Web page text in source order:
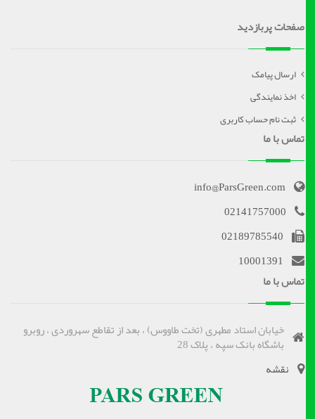
صفحات پربازدید
ارسال پیامک
اخذ نمایندگی
ثبت نام حساب کاربری
تماس با ما
info@ParsGreen.com
02141757000
02189785540
10001391
تماس با ما
خیابان استاد مطهری (تخت طاووس) ، بعد از تقاطع سهروردی ، روبرو
باشگاه بانک سپه ، پلاک 28
نقشه